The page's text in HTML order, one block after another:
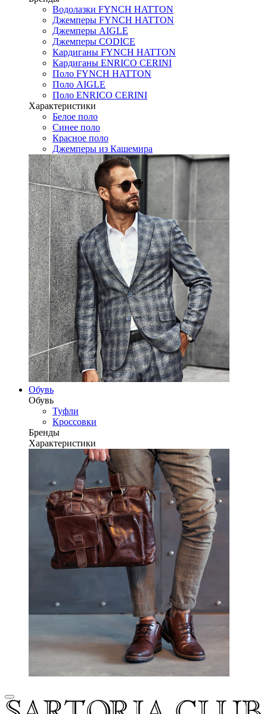
Водолазки FYNCH HATTON
Джемперы FYNCH HATTON
Джемперы AIGLE
Джемперы CODICE
Кардиганы FYNCH HATTON
Кардиганы ENRICO CERINI
Поло FYNCH HATTON
Поло AIGLE
Поло ENRICO CERINI
Характеристики
Белое поло
Синее поло
Красное поло
Джемперы из Кашемира
Обувь
Обувь
Туфли
Кроссовки
Бренды
Характеристики